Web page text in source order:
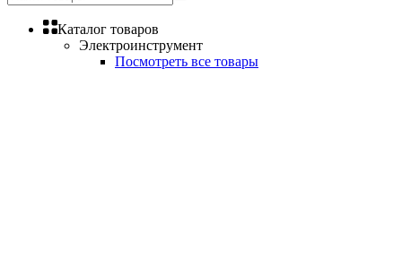
Каталог товаров
Электроинструмент
Посмотреть все товары